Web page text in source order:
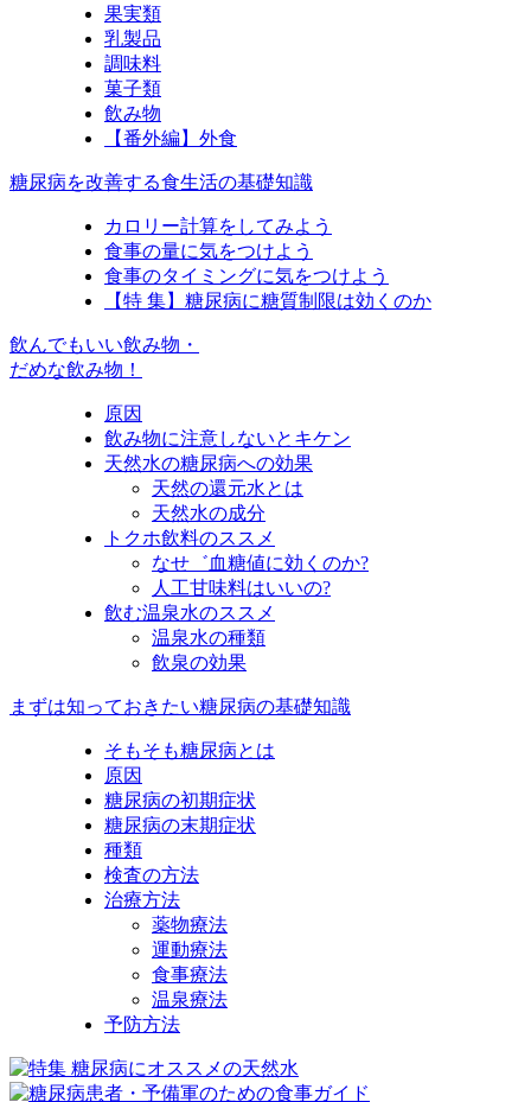
果実類
乳製品
調味料
菓子類
飲み物
【番外編】外食
糖尿病を改善する食生活の基礎知識
カロリー計算をしてみよう
食事の量に気をつけよう
食事のタイミングに気をつけよう
【特 集】糖尿病に糖質制限は効くのか
飲んでもいい飲み物・
だめな飲み物！
原因
飲み物に注意しないとキケン
天然水の糖尿病への効果
天然の還元水とは
天然水の成分
トクホ飲料のススメ
なせ゛血糖値に効くのか?
人工甘味料はいいの?
飲む温泉水のススメ
温泉水の種類
飲泉の効果
まずは知っておきたい糖尿病の基礎知識
そもそも糖尿病とは
原因
糖尿病の初期症状
糖尿病の末期症状
種類
検査の方法
治療方法
薬物療法
運動療法
食事療法
温泉療法
予防方法